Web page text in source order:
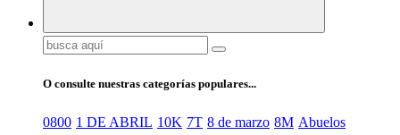
Buscar:
O consulte nuestras categorías populares...
0800 1 DE ABRIL 10K 7T 8 de marzo 8M Abuelos